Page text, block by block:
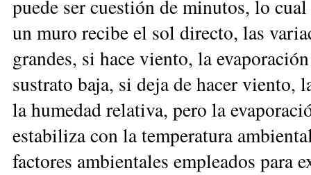
puede ser cuestión de minutos, lo
un muro recibe el sol directo, las
grandes, si hace viento, la
sustrato baja, si deja de hacer viento,
la humedad relativa, pero la
estabiliza con la temperatura
factores ambientales empleados para